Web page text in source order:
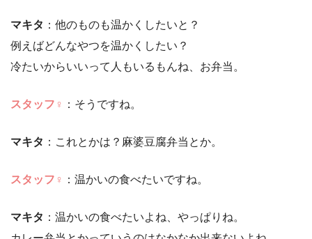
マキタ ：他のものも温かくしたいと？
例えばどんなやつを温かくしたい？
冷たいからいいって人もいるもんね、お弁当。
ス タッフ♀ ：そうですね。
マキタ ：これとかは？麻婆豆腐弁当とか。
ス タッフ♀ ：温かいの食べたいですね。
マキタ ：温かいの食べたいよね、やっぱりね。